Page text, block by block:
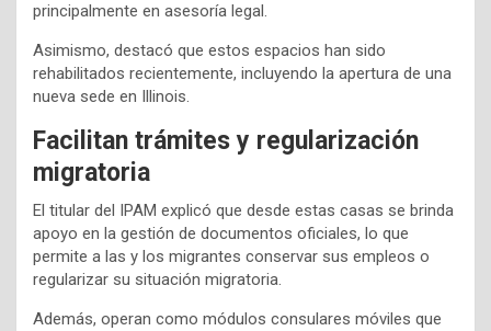
principalmente en asesoría legal.
Asimismo, destacó que estos espacios han sido
rehabilitados recientemente, incluyendo la apertura de una
nueva sede en Illinois.
Facilitan trámites y regularización
migratoria
El titular del IPAM explicó que desde estas casas se brinda
apoyo en la gestión de documentos oficiales, lo que
permite a las y los migrantes conservar sus empleos o
regularizar su situación migratoria.
Además, operan como módulos consulares móviles que